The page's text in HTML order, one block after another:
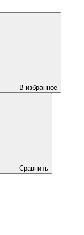
В избранное
Сравнить